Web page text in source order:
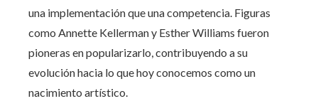
una implementación que una competencia. Figuras
como Annette Kellerman y Esther Williams fueron
pioneras en popularizarlo, contribuyendo a su
evolución hacia lo que hoy conocemos como un
nacimiento artístico.